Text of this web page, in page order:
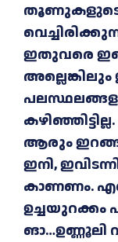
ഇതുവരെ
അല്ലെങ്കിലും
ആരും
ഇനി,
കാണണം.
ഉച്ചയുറക്കം
ങാ…ഉണ്ണൂലി